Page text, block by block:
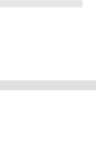
lago più